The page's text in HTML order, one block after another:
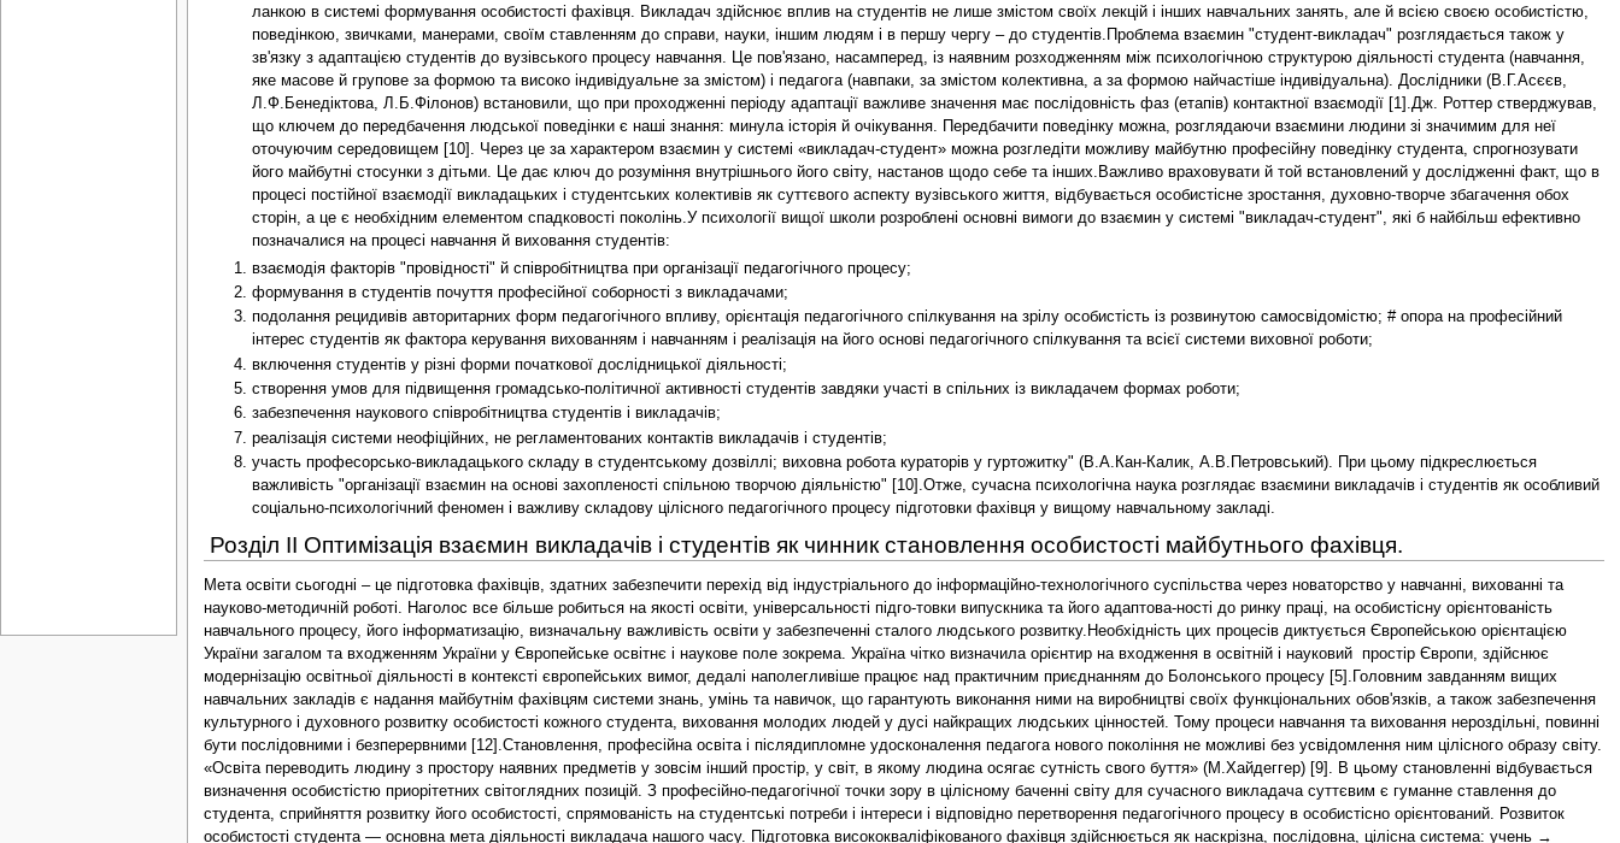
ланкою в системі формування особистості фахівця. Викладач здійснює вплив на студентів не лише змістом своїх лекцій і інших навчальних занять, але й всією своєю особистістю,
поведінкою, звичками, манерами, своїм ставленням до справи, науки, іншим людям і в першу чергу – до студентів.Проблема взаємин "студент-викладач" розглядається також у
зв'язку з адаптацією студентів до вузівського процесу навчання. Це пов'язано, насамперед, із наявним розходженням між психологічною структурою діяльності студента (навчання,
яке масове й групове за формою та високо індивідуальне за змістом) і педагога (навпаки, за змістом колективна, а за формою найчастіше індивідуальна). Дослідники (В.Г.Асєєв,
Л.Ф.Бенедіктова, Л.Б.Філонов) встановили, що при проходженні періоду адаптації важливе значення має послідовність фаз (етапів) контактної взаємодії [1].Дж. Роттер стверджував,
що ключем до передбачення людської поведінки є наші знання: минула історія й очікування. Передбачити поведінку можна, розглядаючи взаємини людини зі значимим для неї
оточуючим середовищем [10]. Через це за характером взаємин у системі «викладач-студент» можна розгледіти можливу майбутню професійну поведінку студента, спрогнозувати
його майбутні стосунки з дітьми. Це дає ключ до розуміння внутрішнього його світу, настанов щодо себе та інших.Важливо враховувати й той встановлений у дослідженні факт, що в
процесі постійної взаємодії викладацьких і студентських колективів як суттєвого аспекту вузівського життя, відбувається особистісне зростання, духовно-творче збагачення обох
сторін, а це є необхідним елементом спадковості поколінь.У психології вищої школи розроблені основні вимоги до взаємин у системі "викладач-студент", які б найбільш ефективно
позначалися на процесі навчання й виховання студентів:
взаємодія факторів "провідності" й співробітництва при організації педагогічного процесу;
формування в студентів почуття професійної соборності з викладачами;
подолання рецидивів авторитарних форм педагогічного впливу, орієнтація педагогічного спілкування на зрілу особистість із розвинутою самосвідомістю; # опора на професійний
інтерес студентів як фактора керування вихованням і навчанням і реалізація на його основі педагогічного спілкування та всієї системи виховної роботи;
включення студентів у різні форми початкової дослідницької діяльності;
створення умов для підвищення громадсько-політичної активності студентів завдяки участі в спільних із викладачем формах роботи;
забезпечення наукового співробітництва студентів і викладачів;
реалізація системи неофіційних, не регламентованих контактів викладачів і студентів;
участь професорсько-викладацького складу в студентському дозвіллі; виховна робота кураторів у гуртожитку" (В.А.Кан-Калик, А.В.Петровський). При цьому підкреслюється
важливість "організації взаємин на основі захопленості спільною творчою діяльністю" [10].Отже, сучасна психологічна наука розглядає взаємини викладачів і студентів як особливий
соціально-психологічний феномен і важливу складову цілісного педагогічного процесу підготовки фахівця у вищому навчальному закладі.
Розділ ІІ Оптимізація взаємин викладачів і студентів як чинник становлення особистості майбутнього фахівця.
Мета освіти сьогодні – це підготовка фахівців, здатних забезпечити перехід від індустріального до інформаційно-технологічного суспільства через новаторство у навчанні, вихованні та науково-методичній роботі. Наголос все більше робиться на якості освіти, універсальності підго-товки випускника та його адаптова-ності до ринку праці, на особистісну орієнтованість навчального процесу, його інформатизацію, визначальну важливість освіти у забезпеченні сталого людського розвитку.Необхідність цих процесів диктується Європейською орієнтацією України загалом та входженням України у Європейське освітнє і наукове поле зокрема. Україна чітко визначила орієнтир на входження в освітній і науковий простір Європи, здійснює модернізацію освітньої діяльності в контексті європейських вимог, дедалі наполегливіше працює над практичним приєднанням до Болонського процесу [5].Головним завданням вищих навчальних закладів є надання майбутнім фахівцям системи знань, умінь та навичок, що гарантують виконання ними на виробництві своїх функціональних обов'язків, а також забезпечення культурного і духовного розвитку особистості кожного студента, виховання молодих людей у дусі найкращих людських цінностей. Тому процеси навчання та виховання нероздільні, повинні бути послідовними і безперервними [12].Становлення, професійна освіта і післядипломне удосконалення педагога нового покоління не можливі без усвідомлення ним цілісного образу світу. «Освіта переводить людину з простору наявних предметів у зовсім інший простір, у світ, в якому людина осягає сутність свого буття» (М.Хайдеггер) [9]. В цьому становленні відбувається визначення особистістю приорітетних світоглядних позицій. З професійно-педагогічної точки зору в цілісному баченні світу для сучасного викладача суттєвим є гуманне ставлення до студента, сприйняття розвитку його особистості, спрямованість на студентські потреби і інтереси і відповідно перетворення педагогічного процесу в особистісно орієнтований. Розвиток особистості студента — основна мета діяльності викладача нашого часу. Підготовка висококваліфікованого фахівця здійснюється як наскрізна, послідовна, цілісна система: учень → студент → фахівець (бакалавр, магістр). Тому завданням нинішнього дня для педагога є допомога студентові в організації навчальної і інших видів діяльності та чітке розмежування тих видів навчальних робіт, які виконуються в аудиторії та у позааудиторний час. "Як важко нині працювати зі студентами", – часто кажуть викладачі і не замислюються над тим, а чи просто студентам з викладачами, батьками. Педагоги бачать студентів з висоти своїх років, життєвих позицій, досвіду, моральних цінностей, яких набули з віком. Відчувши себе в ролі вихователя, забувається, що не так давно (а якщо навіть і давно!?) перебували самі у складному суперечливому віці становлення особистості, коли дуже важливо, хто знаходиться поряд з тобою. Виховувати студентів викладачам необхідно, насамперед, власним прикладом.Аналіз результатів наукових досліджень свідчить про те, що сьогодні у системі цінностей студентської молоді відбуваються суттєві зрушення. У значної кількості студентів спостерігається негативне ставлення до навчальної, громадської та й будь-якої іншої суспільно-корисної діяльності [5]. Такий стан зумовлений насамперед зниженням мотивації до такої діяльності у попередні роки та невисоким рейтингом більшості професій у їх суспільній ієрархії. Тому в виховна робота серед студентів в цілому повинна бути системною, наповненю пошуком нових підходів та форм і структурно об'єднана в систему цілеспрямованих заходів.Непорушною істиною залишаться слова К.Д.Ушинського: "У вихованні все повинно базуватися на особистості вихователя, тому що виховна сила випливає тільки з живого джерела людської особистості…Тільки особистість може вплинути на розвиток і визначення особистості, тільки характером можна сформувати характер". Життя переконує, що вихованець – дзеркало вихователя. Мистецтво й майстерність вихователя полягають у тому, щоб уміти бачити себе в образі вихованця, в тій істоті, що мислить, відчуває, переживає істоті, яку творимо з маленької дитини. "Освічена людина – людина, в якій домінує образ людський", – ці прекрасні слова А.В.Луначарського змушують нас замислитися над справжньою роллю педагога. Освіта людини – це не тільки її знання, але й уся багатогранність людського образу. Виховна сила особистості педагога полягає в тому, наскільки органічно зливаються в ньому викладач і вихователь. Якщо говоримо: школа, технікум, ВНЗ виховують знаннями, то ця виховна сила знань криється насамперед в особі вчителя – викладача. Викладачу-педагогу потрібно бути закоханим у свій предмет, любити дітей, бути інтелігентною, інтелектуальною людиною, розвиненим, здібним, гуманним, працьовитим, фізично здоровим, без шкідливих звичок, з високою мораллю та іншими позитивними якостями, про які радять нам праці видатних педагогів Макаренка, Сухомлинського, Ушинського та ін. І ось у цьому зв'язку хочеться сказати кілька слів про психологічні проблеми викладача в сучасних умовах. Особливістю виховної роботи сьогодні є те, що молодь живе в умовах розбудови незалежної України, яка орієнтується на ринкову модель розвитку, людина змушена розраховувати виключно на свої власні сили. Тому ми повинні виховати такі якості особистості, як самостійність, незалежність у поведінці, судження, здатність до творчого мислення, самостійної творчої поведінки [3].Говорячи про виховну роботу, звертається увага професорсько-викладацького складу на те, що для виховання молоді дуже важливим є, хто саме виховує, тобто особистість викладача і наставника, його зовнішній вигляд, культура, ерудиція, професіоналізм, доброзичливість, чесність, порядність, відношення до своїх обов'язків, вміння передати знання та заохотити студентів до набуття і постійного поповнення знань, демократизм, повага до особистості. Чим в більшій мірі кожен викладач буде виявляти у спілкуванні зі студентами ці якості, тим вагомішими будуть досягнення у виховній та навчальній роботі [11].Необхідно, щоб кожна лекція, практичне чи семінарське заняття мали виховну спрямованість, сприяли засвоєнню загальнолюдських норм моралі, виховувати почуття патріотизму, громадянської та національної гідності, активну життєву позицію.Зміст життя педагога полягає в тому, що якщо вихованець, закінчуючи навчальний заклад, буде пам'ятати хоча маленьку долю того, про що ви йому говорили, буде пам'ятати як вас звати – значить ви прожили недарма. Народне прислів'я свідчить: "Хочеш знати істину – будь з народом. Хочеш знати про викладача – будь з його студентами". Німецький педагог-демократ Адольф Дистервег (1790–1863) зазначав: "Поганий вчитель підносить істину, хороший вчить її знаходити" [6]. Взаємини викладачів і студентів повинні бути демократичними, спрямованими на ділове співробітництво в здійсненні основних цілей навчання у вузі. Викладачі повинні добре розумітися в психології студентів, знати їхні особливості, спрямовувати всю свою діяльність на виховання й розвиток студентів у процесі навчання.Викладач-педагог має бути закоханим у свій предмет, любити дітей, бути інтелігентною, інтелектуальною людиною, розвиненим, здібним, гуманним, працьовитим, фізично здоровим, без шкідливих звичок, з високою мораллю тощо. Від педагога-вихователя вимагається дуже багато. Такого педагога треба готувати, формувати, берегти. Тому без достатнього державного фінансового забезпечення такий педагог, який потрібен сьогодні, не втримається на педагогічній посаді. Разом з тим, ми обрали цю професію, і в усі часи справжній педагог віддавав свою душу, щире серце, знання майбутньому держави – молоді. Є надії на те, що держава зрозуміє значення таких людей у формуванні здорового в усіх відношеннях суспільства. Отже, роль педагога у вихованні особистості величезна. Для підвищення ефективності педагогічної освіти, головним завданням якої є формування майбутнього вчителя, забезпечення сприятливих умов для його особистісного зростання й професійного становлення, важливо активізувати розвивальний потенціал гуманістичної педагогічної взаємодії.Характер взаємин викладача і студентів повинен бути виключно діловим, становити собою цілеспрямовану взаємодію, спрямовану на ефективне здійснення цих цілей. Ці взаємини й взаємодія повинні ґрунтуватися на взаємній повазі й розумінні спільності цілей діяльності як викладача, так і студента.Взаємини викладача й студентів зовсім не повинні бути фамільярними, деяку межу в стосунках із викладачем студенти не повинні переступати, маючи на увазі авторитет і вік викладачів. Водночас і викладачі не повинні бути на "ти" зі студентами, а називати їх по прізвищу або по імені й по батькові" [10].Особистість, що навчається, привласнює знання своєю пізнавальною діяльністю. Передача знань, опосередковуючись власною діяльністю індивіда, формує його психічні, особистісні та професійні якості. Характер цих якостей у педагога зумовлюється характером навчально-виховного процесу професійного і навчального закладу [9].Студенти знаходяться в статусно-рольовій залежності від викладачів, а тому при виявленні взаємних оцінних ставлень важливо запобігати появу упереджених суджень, "соціально очікуваних" відповідей. Громадянську спрямованість навчально – виховному процесові надає громадянсько – орієнтована комунікативна взаємодія вчителя з вихованцями. Щоб така взаємодія була ефективною, педагогові треба бути для дітей референтною особою. Це означає, що учні не лише одержують від нього певну інформацію, але й засвоюють її оцінку з позицій громадянськості [14].В підлітковому та юнацькому віці студенти, виступаючи вже як суб'єкт громадянського виховання, співвідносять власні громадянські орієнтації з подібними ж орієнтаціями викладача і якщо їх збіг зафіксовано, особа викладача стає для них значущою та референтною.При цьому студенти вже добре розрізняють, де викладач просто транслює матеріал, з відповідною громадянською наповненістю, а де він виступає з власною авторською громадянською позицією. Щоб легше відбувався збіг подібних орієнтацій між с